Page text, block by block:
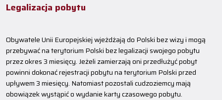
Legalizacja pobytu
Obywatele Unii Europejskiej wjeżdżają do Polski bez wizy i mogą
przebywać na terytorium Polski bez legalizacji swojego pobytu
przez okres 3 miesięcy. Jeżeli zamierzają oni przedłużyć pobyt
powinni dokonać rejestracji pobytu na terytorium Polski przed
upływem 3 miesięcy. Natomiast pozostali cudzoziemcy mają
obowiązek wystąpić o wydanie karty czasowego pobytu.